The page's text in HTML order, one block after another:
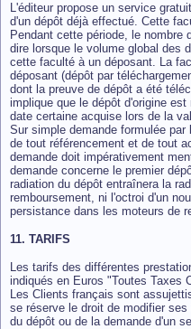
L'éditeur propose un service
d'un dépôt déjà effectué. Cette
Pendant cette période, le
dire lorsque le volume global des
cette faculté à un déposant. La
déposant (dépôt par
dont la preuve de dépôt a été
implique que le dépôt d'origine
date certaine acquise lors de la
Sur simple demande formulée
de tout référencement et de tout
demande doit impérativement
demande concerne le premier
radiation du dépôt entraînera la
remboursement, ni l'octroi d'un
persistance dans les moteurs de
11. TARIFS
Les tarifs des différentes
indiqués en Euros "Toutes Taxes
Les Clients français sont
se réserve le droit de modifier
du dépôt ou de la demande d'un